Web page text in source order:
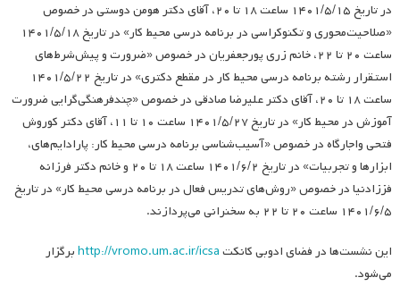
در تاریخ ۱۴۰۱/۵/۱۵ ساعت ۱۸ تا ۲۰، آقای دکتر هومن دوستی در خصوص
«صلاحیت‌محوری و تکنوکراسی در برنامه درسی محیط کار» در تاریخ ۱۴۰۱/۵/۱۸
ساعت ۲۰ تا ۲۲، خانم زری پورجعفریان در خصوص «ضرورت و پیش‌شرط‌های
استقرار رشته برنامه درسی محیط کار در مقطع دکتری» در تاریخ ۱۴۰۱/۵/۲۲
ساعت ۱۸ تا ۲۰، آقای دکتر علیرضا صادقی در خصوص «چندفرهنگی‌گرایی ضرورت
آموزش در محیط کار» در تاریخ ۱۴۰۱/۵/۲۷ ساعت ۱۰ تا ۱۱، آقای دکتر کوروش
فتحی واجارگاه در خصوص «آسیب‌شناسی برنامه درسی محیط کار: پارادایم‌های،
ابزارها و تجربیات» در تاریخ ۱۴۰۱/۶/۲ ساعت ۱۸ تا ۲۰ و خانم دکتر فرزانه
فززادنیا در خصوص «روش‌های تدریس فعال در برنامه درسی محیط کار» در تاریخ
۱۴۰۱/۶/۵ ساعت ۲۰ تا ۲۲ به سخنرانی می‌پردازند.
این نشست‌ها در فضای ادوبی کانکتhttp://vromo.um.ac.ir/icsa
برگزار
می‌شود.